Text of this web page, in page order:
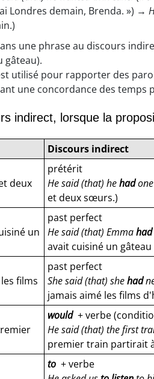
Londres demain, Brenda. ») →
une phrase au discours
gâteau).
utilisé pour rapporter des
une concordance des temps
indirect, lorsque la
Discours indirect
deux
prétérit
He said (that) hehadone
et deux sœurs.)
un
past perfect
He said (that) Emma
avait cuisiné un
films
past perfect
She said (that) shehad
jamais aimé les films
would + verbe
He said (that) the first
premier train partirait
to + verbe